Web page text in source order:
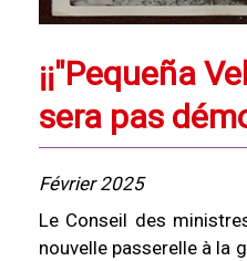
¡¡"Pequeña
sera pas
Février 2025
Le Conseil des
nouvelle passerelle à la